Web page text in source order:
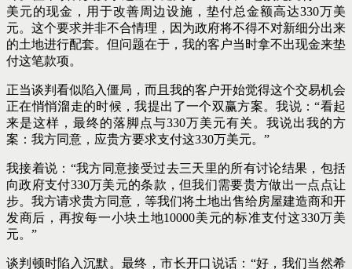
美元的现金，用于改善周边设施，垫付总金额高达330万美
元。这个要求并非不合情理，因为政府将不得不对新细分出来
的土地进行配套。但问题在于，我的客户当时拿不出现金来垫
付这笔款项。
正当谈判看似陷入僵局，而且我的客户开始觉得这个交易机会
正在悄悄溜走的时候，我提出了一个双赢方案。我说：“看起
来是这样，最终的落脚点与330万美元有关。我说出我的方
案：我方同意，应贵方要求支付这330万美元。”
我接着说：“我方同意接受过去三天里的所有讨论结果，包括
向政府支付330万美元的条款，但我们需要贵方做出一点点让
步。我方请求贵方同意，等我们将土地出售给房屋建造商和开
发商后，再按每一小块土地10000美元的标准支付这330万美
元。”
谈判顿时陷入沉默。最终，市长开口说话：“好，我们当然希